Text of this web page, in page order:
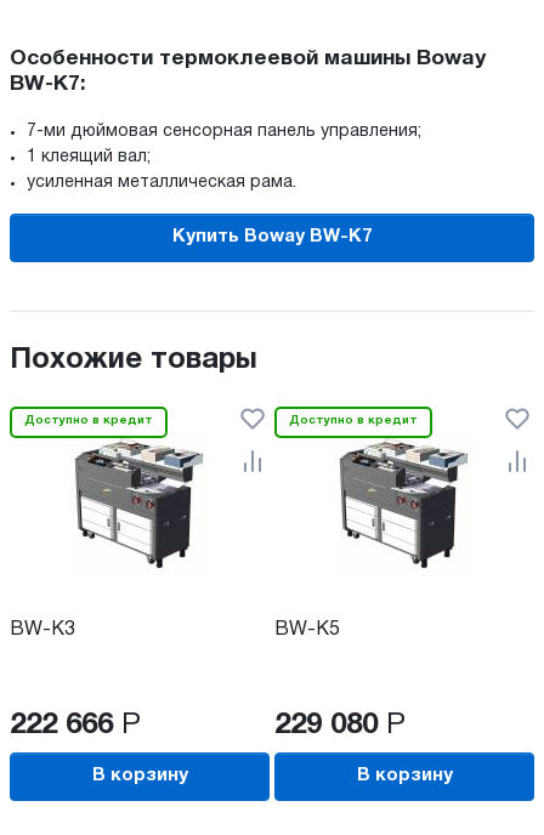
Особенности термоклеевой машины Boway
BW-K7:
7-ми дюймовая сенсорная панель управления;
1 клеящий вал;
усиленная металлическая рама.
Купить Boway BW-K7
Похожие товары
Доступно в кредит
BW-K3
222 666 Р
В корзину
Доступно в кредит
BW-K5
229 080 Р
В корзину